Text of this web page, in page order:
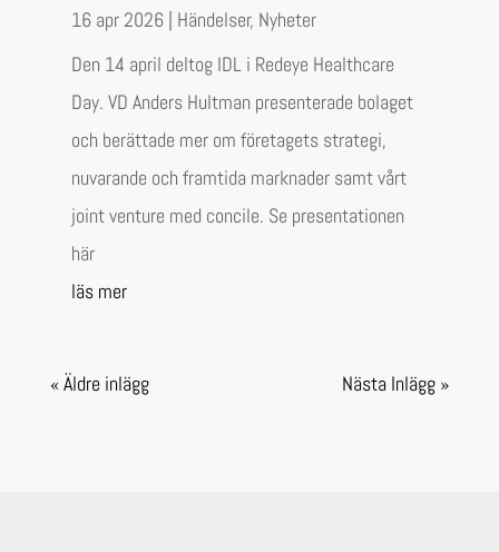
16 apr 2026| Händelser, Nyheter
Den 14 april deltog IDL i Redeye Healthcare
Day. VD Anders Hultman presenterade bolaget
och berättade mer om företagets strategi,
nuvarande och framtida marknader samt vårt
joint venture med concile. Se presentationen
här
läs mer
« Äldre inlägg Nästa Inlägg »